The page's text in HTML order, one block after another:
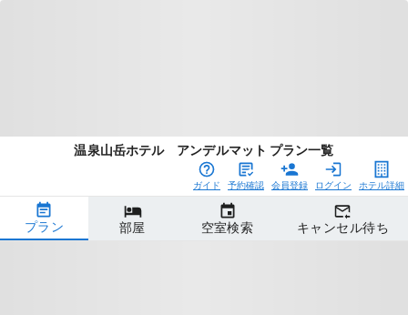
温泉山岳ホテル アンデルマット プラン一覧
ホテル詳細
ログイン
会員登録
予約確認
ガイド
プラン 部屋 空室検索 キャンセル待ち